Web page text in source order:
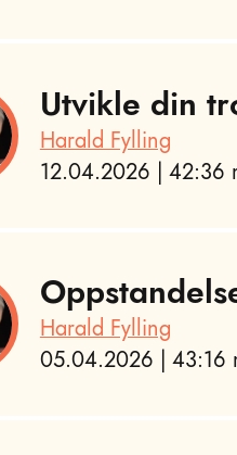
Utvikle din
Harald Fylling
12.04.2026 | 42:36
Harald Fylling
05.04.2026 | 43:16